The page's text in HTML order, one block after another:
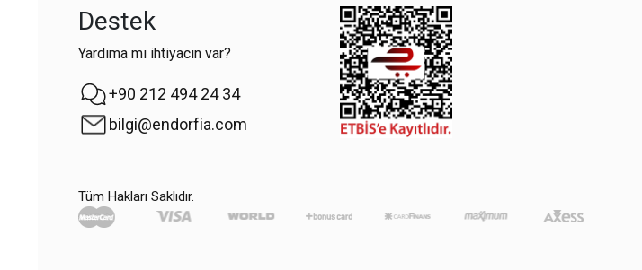
Destek
Yardıma mı ihtiyacın var?
+90 212 494 24 34
bilgi@endorfia.com
Tüm Hakları Saklıdır.